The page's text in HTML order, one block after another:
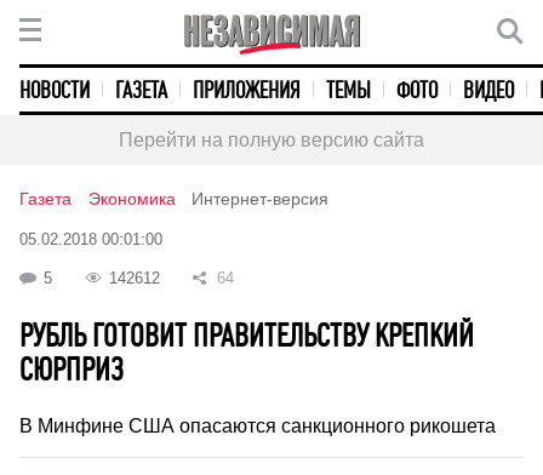
НОВОСТИ ГАЗЕТА ПРИЛОЖЕНИЯ ТЕМЫ ФОТО ВИДЕО
Перейти на полную версию сайта
Газета Экономика Интернет-версия
05.02.2018 00:01:00
5 142612 64
РУБЛЬ ГОТОВИТ ПРАВИТЕЛЬСТВУ КРЕПКИЙ
СЮРПРИЗ
В Минфине США опасаются санкционного рикошета